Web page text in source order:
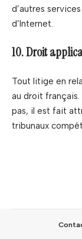
d’autres
d’Internet.
10. Droit
Tout litige en
au droit français.
pas, il est fait
tribunaux